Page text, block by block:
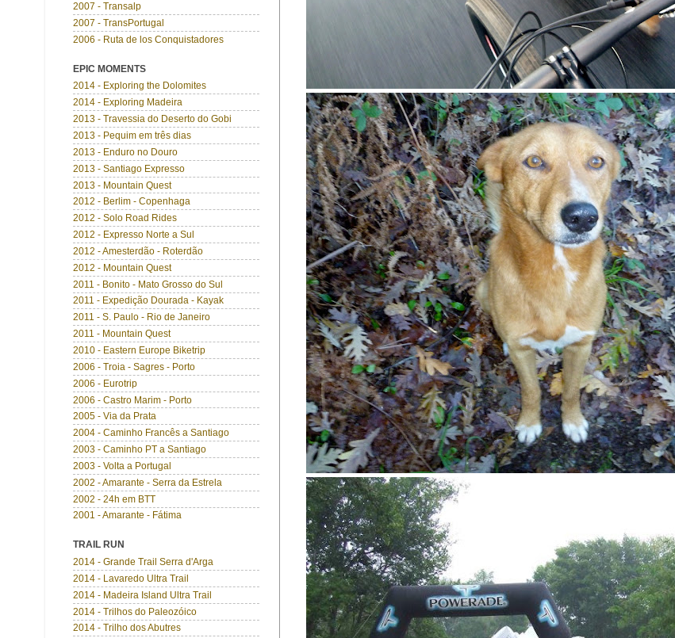
2007 - Transalp
2007 - TransPortugal
2006 - Ruta de los Conquistadores
EPIC MOMENTS
2014 - Exploring the Dolomites
2014 - Exploring Madeira
2013 - Travessia do Deserto do Gobi
2013 - Pequim em três dias
2013 - Enduro no Douro
2013 - Santiago Expresso
2013 - Mountain Quest
2012 - Berlim - Copenhaga
2012 - Solo Road Rides
2012 - Expresso Norte a Sul
2012 - Amesterdão - Roterdão
2012 - Mountain Quest
2011 - Bonito - Mato Grosso do Sul
2011 - Expedição Dourada - Kayak
2011 - S. Paulo - Rio de Janeiro
2011 - Mountain Quest
2010 - Eastern Europe Biketrip
2006 - Troia - Sagres - Porto
2006 - Eurotrip
2006 - Castro Marim - Porto
2005 - Via da Prata
2004 - Caminho Francês a Santiago
2003 - Caminho PT a Santiago
2003 - Volta a Portugal
2002 - Amarante - Serra da Estrela
2002 - 24h em BTT
2001 - Amarante - Fátima
TRAIL RUN
2014 - Grande Trail Serra d'Arga
2014 - Lavaredo Ultra Trail
2014 - Madeira Island Ultra Trail
2014 - Trilhos do Paleozóico
2014 - Trilho dos Abutres